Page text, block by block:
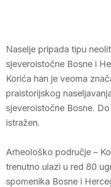
Naselje pripada tipu
sjeveroistočne Bosne i
Korića han je veoma
praistorijskog
sjeveroistočne Bosne.
istražen.
Arheološko područje –
trenutno ulazi u red 80
spomenika Bosne i